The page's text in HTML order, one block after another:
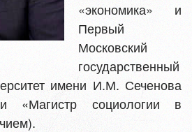
«экономика» и
Первый
Московский
государственный
имени И.М. Сеченова
«Магистр социологии в